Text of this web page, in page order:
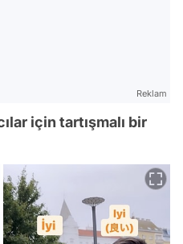
Reklam
için tartışmalı bir